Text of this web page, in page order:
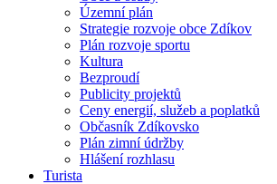
Územní plán
Strategie rozvoje obce Zdíkov
Plán rozvoje sportu
Kultura
Bezproudí
Publicity projektů
Ceny energií, služeb a poplatků
Občasník Zdíkovsko
Plán zimní údržby
Hlášení rozhlasu
Turista